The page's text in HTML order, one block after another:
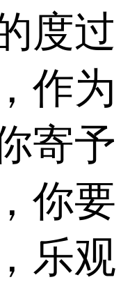
度过
作为
寄予
你要
乐观